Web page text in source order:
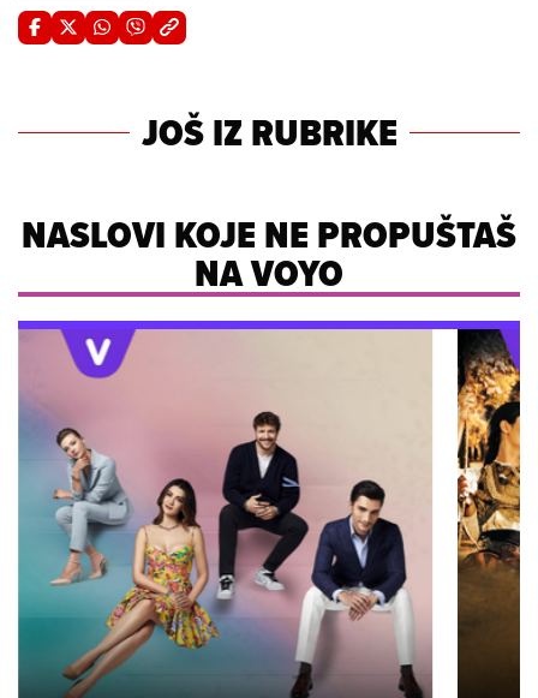
JOŠ IZ RUBRIKE
NASLOVI KOJE NE PROPUŠTAŠ
NA VOYO